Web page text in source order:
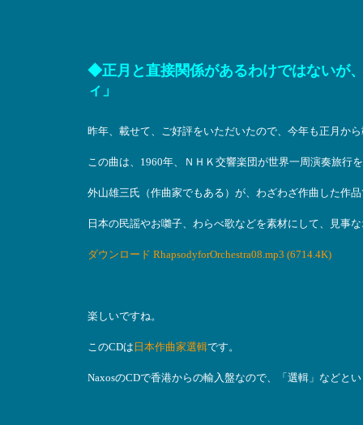
◆正月と直接関係があるわけではないが
ィ」
昨年、載せて、ご好評をいただいたので、今年も正月か
この曲は、1960年、ＮＨＫ交響楽団が世界一周演奏旅行
外山雄三氏（作曲家でもある）が、わざわざ作曲した作
日本の民謡やお囃子、わらべ歌などを素材にして、見事
ダウンロード RhapsodyforOrchestra08.mp3 (6714.4K)
楽しいですね。
このCDは 日本作曲家選輯です。
NaxosのCDで香港からの輸入盤なので、「選輯」などと